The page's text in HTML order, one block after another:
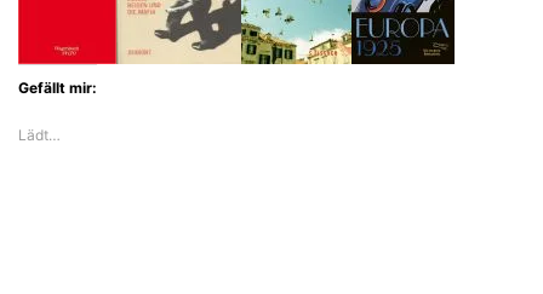
erstaunliches
Gefällt mir:
Lädt…